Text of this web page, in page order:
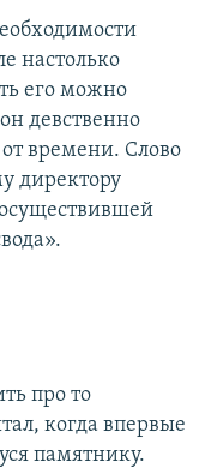
настолько
его можно
девственно
времени. Слово
директору
про то
когда впервые
памятнику.